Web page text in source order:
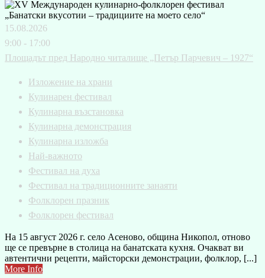
15.08.2026
9:00 - 17:00
Площадът пред Народно читалище „Петър Парчевич – 1927“
Изложение на храни
Кулинарен фестивал
Кулинарна възстановка
Кулинарна демонстрация
Кулинарна изложба
Най-важното
Фестивал на духа
Фестивал на традиционните занаяти
Фолклорен празник
Фолклорен фестивал
На 15 август 2026 г. село Асеново, община Никопол, отново
ще се превърне в столица на банатската кухня. Очакват ви
автентични рецепти, майсторски демонстрации, фолклор, [...]
More Info